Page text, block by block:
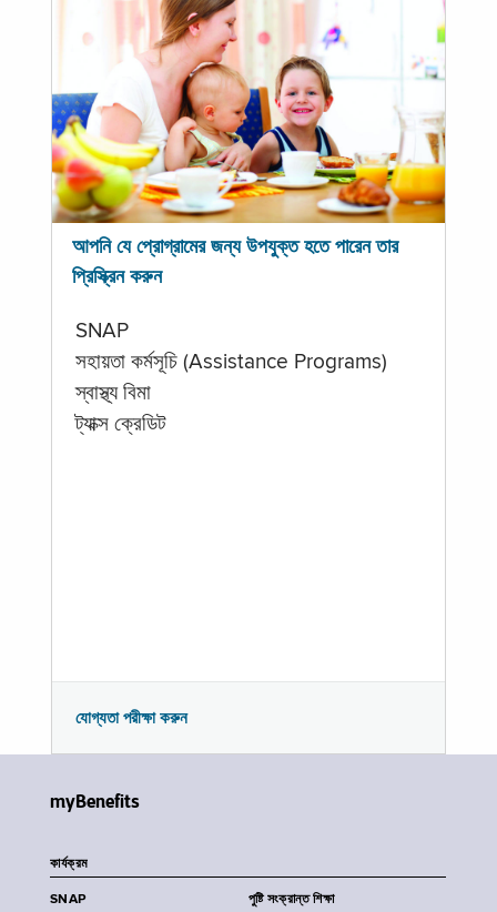
আপনি যে প্রোগ্রামের জন্য উপযুক্ত হতে পারেন তার
প্রিস্ক্রিন করুন
SNAP
সহায়তা কর্মসূচি (Assistance Programs)
স্বাস্থ্য বিমা
ট্যাক্স ক্রেডিট
যোগ্যতা পরীক্ষা করুন
myBenefits
কার্যক্রম
SNAP পুষ্টি সংক্রান্ত শিক্ষা